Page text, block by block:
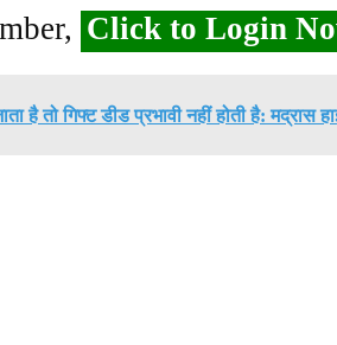
Click to Login
है तो गिफ्ट डीड प्रभावी नहीं होती है: मद्रास